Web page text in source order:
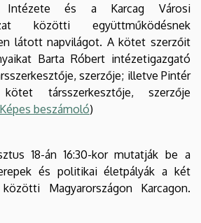
Intézete és a Karcag Városi
közötti együttműködésnek
látott napvilágot. A kötet szerzőit
Barta Róbert intézetigazgató
szerzője; illetve Pintér
társszerkesztője, szerzője
Képes beszámoló)
18-án 16:30-kor mutatják be a
és politikai életpályák a két
Magyarországon Karcagon.